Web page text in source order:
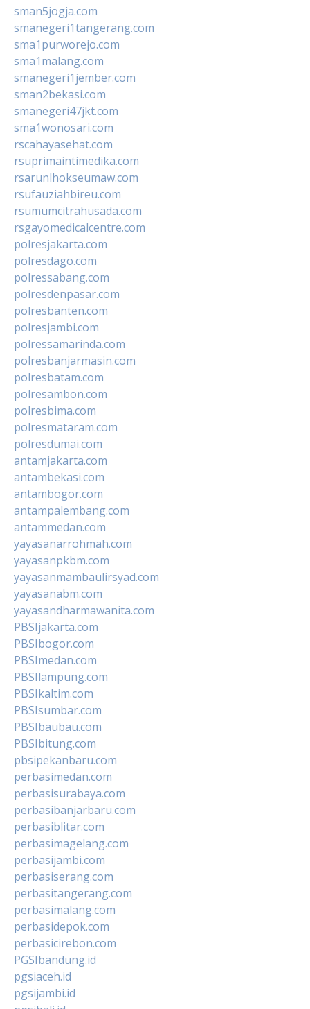
sman5jogja.com
smanegeri1tangerang.com
sma1purworejo.com
sma1malang.com
smanegeri1jember.com
sman2bekasi.com
smanegeri47jkt.com
sma1wonosari.com
rscahayasehat.com
rsuprimaintimedika.com
rsarunlhokseumaw.com
rsufauziahbireu.com
rsumumcitrahusada.com
rsgayomedicalcentre.com
polresjakarta.com
polresdago.com
polressabang.com
polresdenpasar.com
polresbanten.com
polresjambi.com
polressamarinda.com
polresbanjarmasin.com
polresbatam.com
polresambon.com
polresbima.com
polresmataram.com
polresdumai.com
antamjakarta.com
antambekasi.com
antambogor.com
antampalembang.com
antammedan.com
yayasanarrohmah.com
yayasanpkbm.com
yayasanmambaulirsyad.com
yayasanabm.com
yayasandharmawanita.com
PBSIjakarta.com
PBSIbogor.com
PBSImedan.com
PBSIlampung.com
PBSIkaltim.com
PBSIsumbar.com
PBSIbaubau.com
PBSIbitung.com
pbsipekanbaru.com
perbasimedan.com
perbasisurabaya.com
perbasibanjarbaru.com
perbasiblitar.com
perbasimagelang.com
perbasijambi.com
perbasiserang.com
perbasitangerang.com
perbasimalang.com
perbasidepok.com
perbasicirebon.com
PGSIbandung.id
pgsiaceh.id
pgsijambi.id